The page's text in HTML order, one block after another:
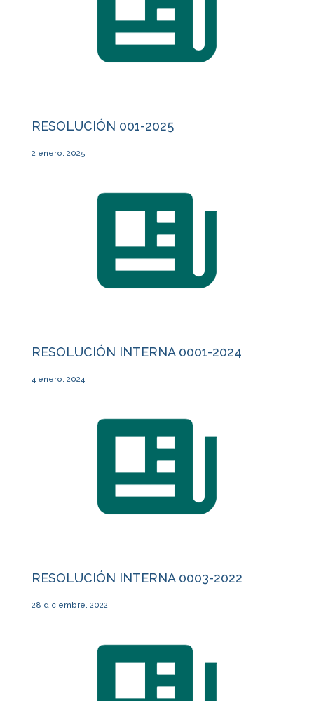
RESOLUCIÓN 001-2025
2 enero, 2025
RESOLUCIÓN INTERNA 0001-2024
4 enero, 2024
RESOLUCIÓN INTERNA 0003-2022
28 diciembre, 2022